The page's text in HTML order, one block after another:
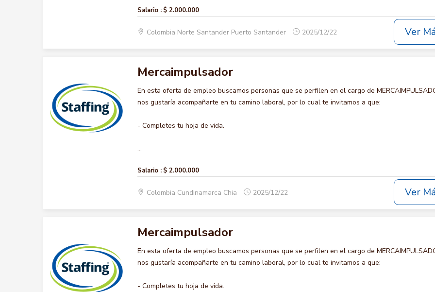
Salario : $ 2.000.000
Colombia Norte Santander Puerto Santander 2025/12/22 Ver
Mercaimpulsador
En esta oferta de empleo buscamos personas que se perfilen en el cargo de
nos gustaría acompañarte en tu camino laboral, por lo cual te invitamos a que:
- Completes tu hoja de vida.
...
Salario : $ 2.000.000
Colombia Cundinamarca Chia 2025/12/22 Ver
Mercaimpulsador
En esta oferta de empleo buscamos personas que se perfilen en el cargo de
nos gustaría acompañarte en tu camino laboral, por lo cual te invitamos a que:
- Completes tu hoja de vida.